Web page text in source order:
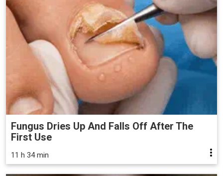
Fungus Dries Up And Falls Off After The
First Use
11 h 34 min